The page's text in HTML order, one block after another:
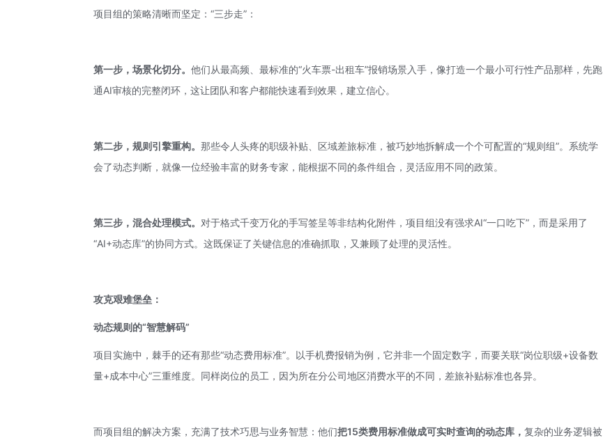
项目组的策略清晰而坚定：“三步走”：
第一步，场景化切分。他们从最高频、最标准的“火车票-出租车”报销场景入手，像打造一个最小可行性产品那样，先跑
通AI审核的完整闭环，这让团队和客户都能快速看到效果，建立信心。
第二步，规则引擎重构。那些令人头疼的职级补贴、区域差旅标准，被巧妙地拆解成一个个可配置的“规则组”。系统学
会了动态判断，就像一位经验丰富的财务专家，能根据不同的条件组合，灵活应用不同的政策。
第三步，混合处理模式。 对于格式千变万化的手写签呈等非结构化附件，项目组没有强求AI“一口吃下”，而是采用了
“AI+动态库”的协同方式。这既保证了关键信息的准确抓取，又兼顾了处理的灵活性。
攻克艰难堡垒：
动态规则的“智慧解码”
项目实施中，棘手的还有那些“动态费用标准”。以手机费报销为例，它并非一个固定数字，而要关联“岗位职级+设备数
量+成本中心”三重维度。同样岗位的员工，因为所在分公司地区消费水平的不同，差旅补贴标准也各异。
而项目组的解决方案，充满了技术巧思与业务智慧：他们把15类费用标准做成可实时查询的动态库，复杂的业务逻辑被